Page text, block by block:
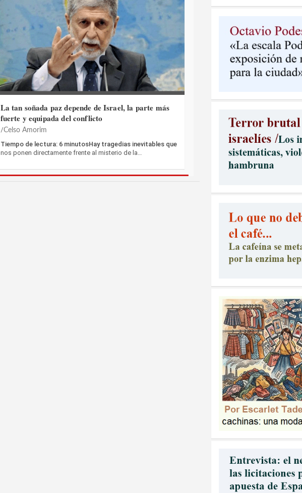
La tan soñada paz depende de Israel, la parte más
fuerte y equipada del conflicto
Celso Amorim
Tiempo de lectura: 6 minutosHay tragedias inevitables que
nos ponen directamente frente al misterio de la…